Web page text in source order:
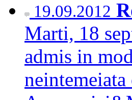
19.09.2012
Marti, 18
admis in